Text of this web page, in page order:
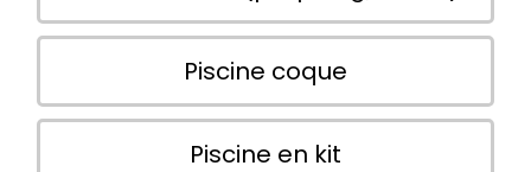
Piscine coque
Piscine en kit